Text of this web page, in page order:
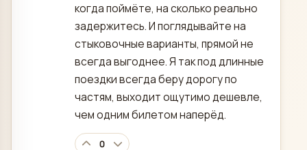
когда поймёте, на сколько реально
задержитесь. И поглядывайте на
стыковочные варианты, прямой не
всегда выгоднее. Я так под длинные
поездки всегда беру дорогу по
частям, выходит ощутимо дешевле,
чем одним билетом наперёд.
0